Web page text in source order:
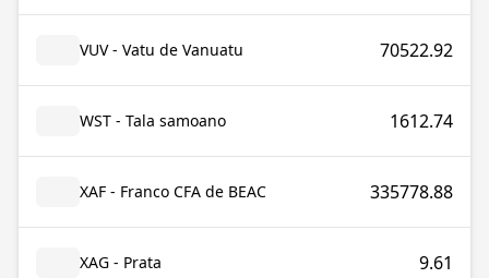
VUV - Vatu de Vanuatu 70522.92
WST - Tala samoano 1612.74
XAF - Franco CFA de BEAC 335778.88
XAG - Prata 9.61